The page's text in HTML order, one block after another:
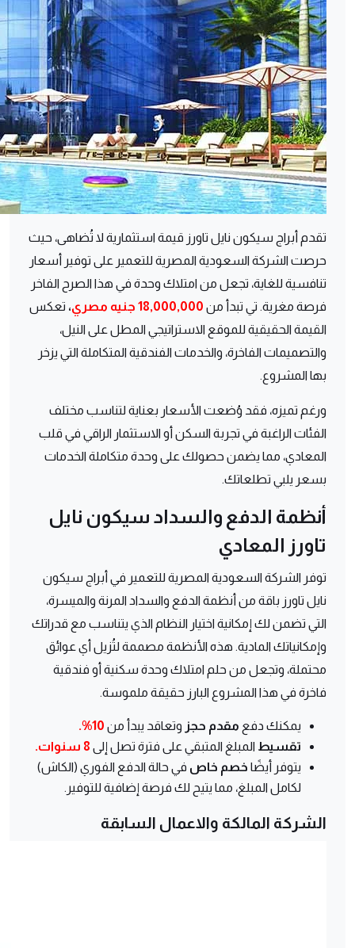
تقدم أبراج سيكون نايل تاورز قيمة استثمارية لا تُضاهى، حيث
حرصت الشركة السعودية المصرية للتعمير على توفير أسعار
تنافسية للغاية، تجعل من امتلاك وحدة في هذا الصرح الفاخر
فرصة مغرية. تي تبدأ من 18,000,000 جنيه مصري ، تعكس
القيمة الحقيقية للموقع الاستراتيجي المطل على النيل،
والتصميمات الفاخرة، والخدمات الفندقية المتكاملة التي يزخر
بها المشروع.
ورغم تميزه، فقد وُضعت الأسعار بعناية لتناسب مختلف
الفئات الراغبة في تجربة السكن أو الاستثمار الراقي في قلب
المعادي، مما يضمن حصولك على وحدة متكاملة الخدمات
بسعر يلبي تطلعاتك.
أنظمة الدفع والسداد سيكون نايل
تاورز المعادي
توفر الشركة السعودية المصرية للتعمير في أبراج سيكون
نايل تاورز باقة من أنظمة الدفع والسداد المرنة والميسرة،
التي تضمن لك إمكانية اختيار النظام الذي يتناسب مع قدراتك
وإمكانياتك المادية. هذه الأنظمة مصممة لتُزيل أي عوائق
محتملة، وتجعل من حلم امتلاك وحدة سكنية أو فندقية
فاخرة في هذا المشروع البارز حقيقة ملموسة.
يمكنك دفع مقدم حجز وتعاقد يبدأ من 10%.
تقسيط المبلغ المتبقي على فترة تصل إلى 8 سنوات.
يتوفر أيضًا خصم خاص في حالة الدفع الفوري (الكاش)
لكامل المبلغ، مما يتيح لك فرصة إضافية للتوفير.
الشركة المالكة والاعمال السابقة